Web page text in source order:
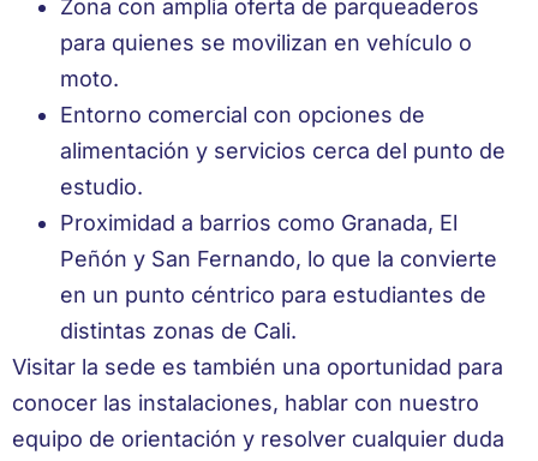
Zona con amplia oferta de parqueaderos
para quienes se movilizan en vehículo o
moto.
Entorno comercial con opciones de
alimentación y servicios cerca del punto de
estudio.
Proximidad a barrios como Granada, El
Peñón y San Fernando, lo que la convierte
en un punto céntrico para estudiantes de
distintas zonas de Cali.
Visitar la sede es también una oportunidad para
conocer las instalaciones, hablar con nuestro
equipo de orientación y resolver cualquier duda